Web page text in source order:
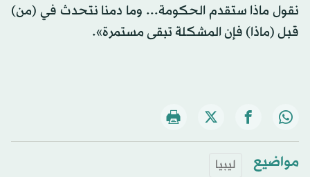
نقول ماذا ستقدم الحكومة... وما دمنا نتحدث في (من)
قبل (ماذا) فإن المشكلة تبقى مستمرة».
مواضيع ليبيا